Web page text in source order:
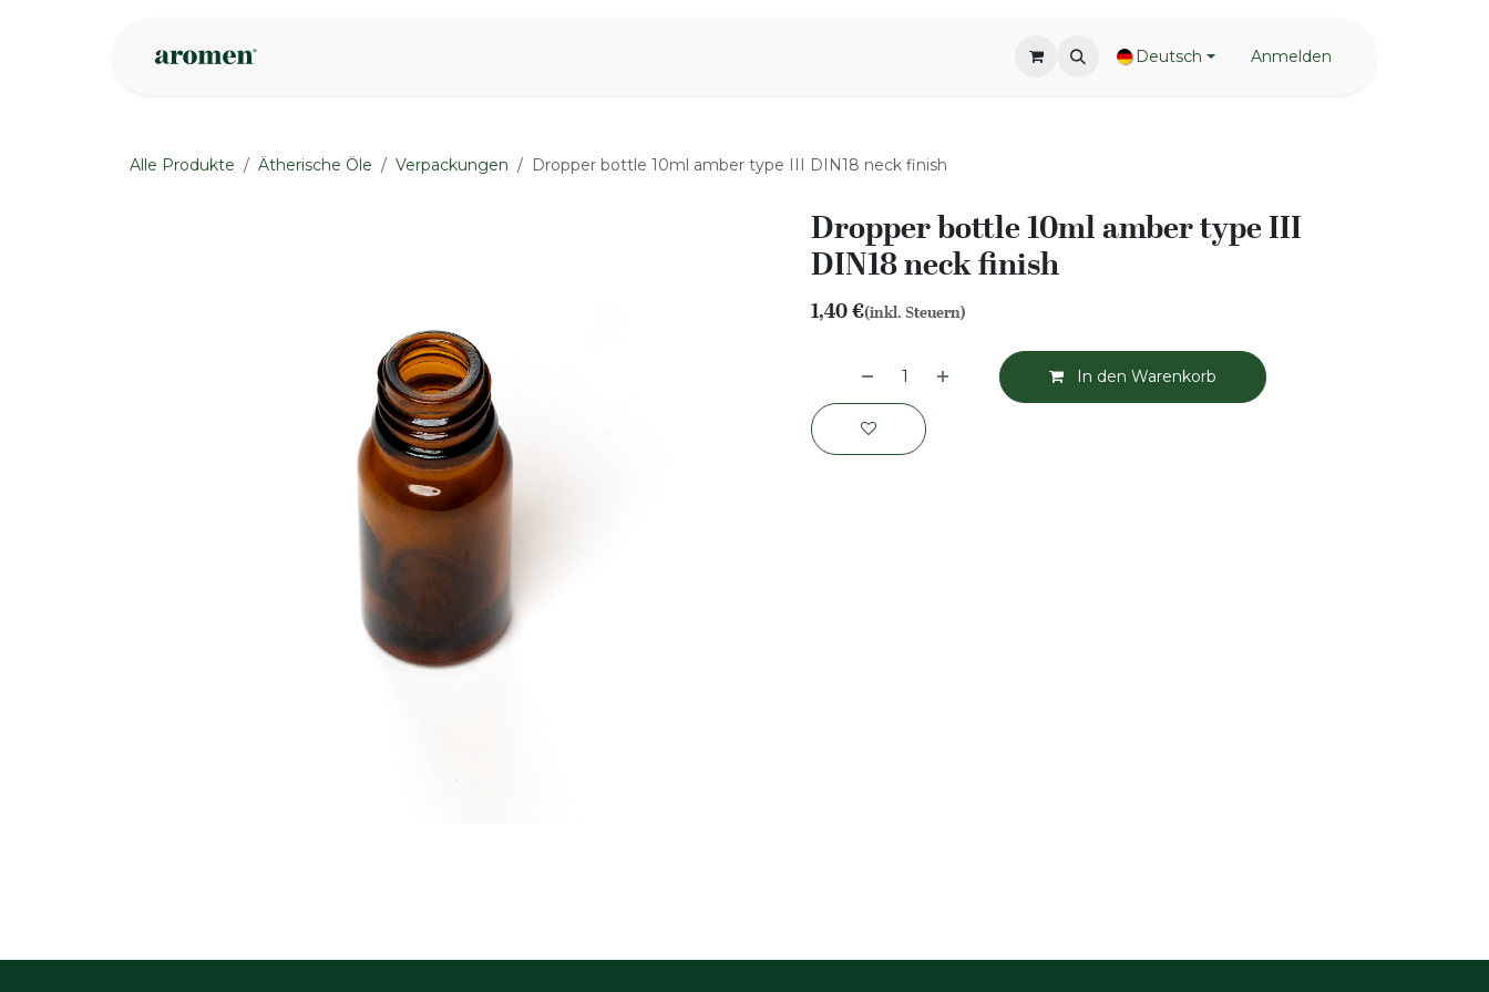
Deutsch Anmelden
Alle Produkte Ätherische Öle Verpackungen Dropper bottle 10ml amber type III DIN18 neck finish
Dropper bottle 10ml amber type III
DIN18 neck finish
1,40€(inkl. Steuern)
In den Warenkorb